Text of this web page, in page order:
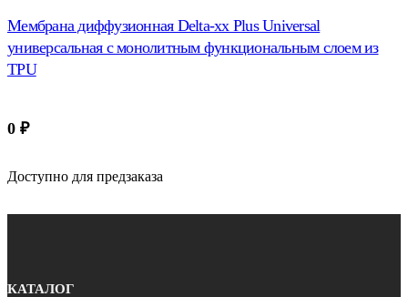
Мембрана диффузионная Delta-xx Plus Universal
универсальная с монолитным функциональным слоем из
TPU
0 ₽
Доступно для предзаказа
КАТАЛОГ